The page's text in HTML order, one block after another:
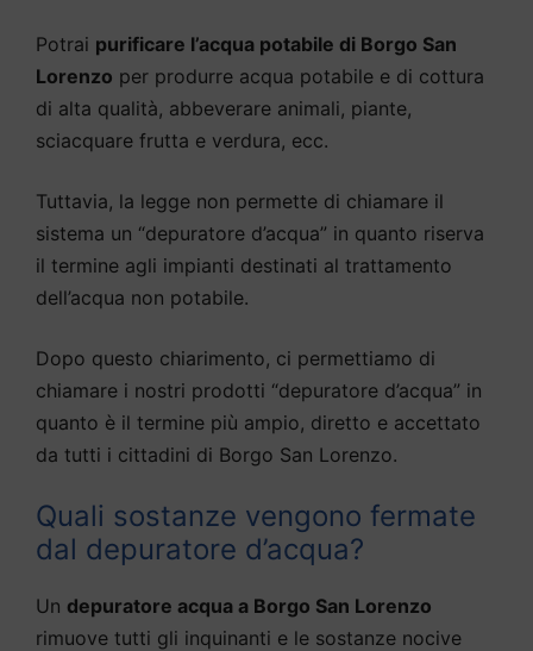
Potrai purificare l’acqua potabile di Borgo San
Lorenzo per produrre acqua potabile e di cottura
di alta qualità, abbeverare animali, piante,
sciacquare frutta e verdura, ecc.
Tuttavia, la legge non permette di chiamare il
sistema un “depuratore d’acqua” in quanto riserva
il termine agli impianti destinati al trattamento
dell’acqua non potabile.
Dopo questo chiarimento, ci permettiamo di
chiamare i nostri prodotti “depuratore d’acqua” in
quanto è il termine più ampio, diretto e accettato
da tutti i cittadini di Borgo San Lorenzo.
Quali sostanze vengono fermate
dal depuratore d’acqua?
Un depuratore acqua a Borgo San Lorenzo
rimuove tutti gli inquinanti e le sostanze nocive